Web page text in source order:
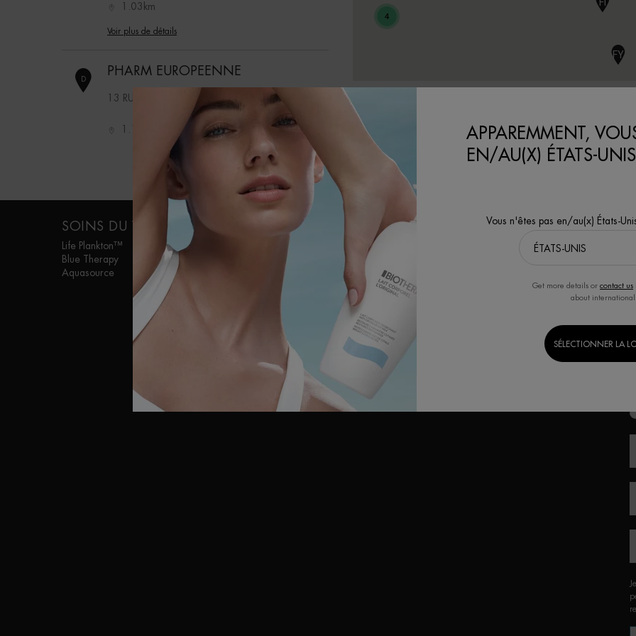
1.03km
Voir plus de détails
D
PHARM EUROPEENNE
13 RUE DE LA TREMOILLE
Voir plus de détails
E
55 AV DE SUFFREN
Voir plus de détails
PHARM MATIGNON
1 AVENUE MATIGNON
Voir plus de détails
FI
FY
GT
HP
4
SOINS DU VISAGE
Life Plankton™
Blue Therapy
Aquasource
SOINS POUR
CORPS ET
SOLAIRES
Soins solaires
Les Eaux
APPAREMMENT,
EN/AU(X) ÉTATS-UNIS
Vous n'êtes pas en/au(x) États-
Get more details or contact us
about international
SÉLECTIONNER LA